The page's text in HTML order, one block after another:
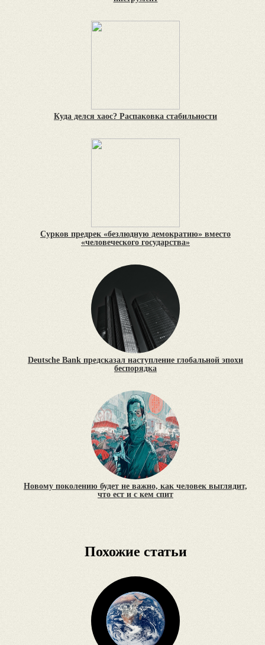
Куда делся хаос? Распаковка стабильности
Сурков предрек «безлюдную демократию» вместо
«человеческого государства»
Deutsche Bank предсказал наступление глобальной эпохи
беспорядка
Новому поколению будет не важно, как человек выглядит,
что ест и с кем спит
Похожие статьи